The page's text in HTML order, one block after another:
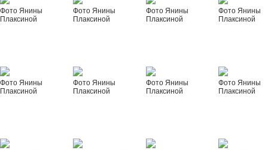
Фото Янины
Плаксиной
Фото Янины
Плаксиной
Фото Янины
Плаксиной
Фото Янины
Плаксиной
Фото Янины
Плаксиной
Фото Янины
Плаксиной
Фото Янины
Плаксиной
Фото Янины
Плаксиной